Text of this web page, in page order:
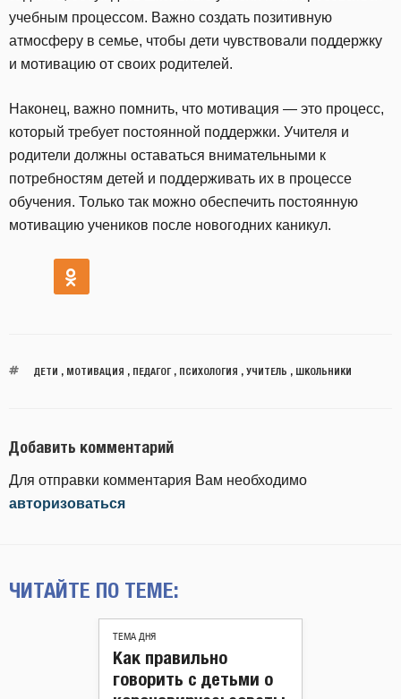
учебным процессом. Важно создать позитивную
атмосферу в семье, чтобы дети чувствовали поддержку
и мотивацию от своих родителей.
Наконец, важно помнить, что мотивация — это процесс,
который требует постоянной поддержки. Учителя и
родители должны оставаться внимательными к
потребностям детей и поддерживать их в процессе
обучения. Только так можно обеспечить постоянную
мотивацию учеников после новогодних каникул.
ДЕТИ , МОТИВАЦИЯ , ПЕДАГОГ, ПСИХОЛОГИЯ , УЧИТЕЛЬ , ШКОЛЬНИКИ
Добавить комментарий
Для отправки комментария Вам необходимо
авторизоваться
ЧИТАЙТЕ ПО ТЕМЕ:
ТЕМА ДНЯ
Как правильно
говорить с детьми о